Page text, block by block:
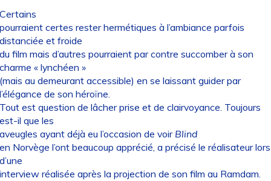
certes rester hermétiques à l’ambiance parfois
et froide
film mais d’autres pourraient par contre succomber à son
« lynchéen »
au demeurant accessible) en se laissant guider par
de son héroïne.
est question de lâcher prise et de clairvoyance. Toujours
il que les
ayant déjà eu l’occasion de voir Blind
Norvège l’ont beaucoup apprécié, a précisé le réalisateur lors
réalisée après la projection de son film au Ramdam.